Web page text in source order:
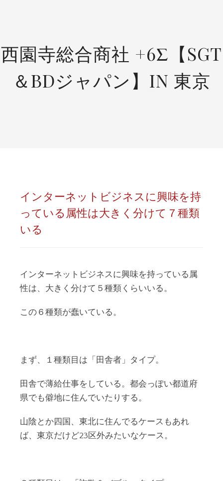
西園寺総合商社 +6Σ【SGT
＆BDジャパン】IN 東京
インターネットビジネスに興味を持
っている属性は大きく分けて７種類
いる
インターネットビジネスに興味を持っている属
性は、大きく分けて５種類くらいいる。
この６種類が蠢いている。
まず、１種類目は「田舎者」タイプ。
田舎で薄給仕事をしている。都会っぽい都道府
県でも僻地に住んでいたりする。
山陰とか四国、東北に住んでるケースもあれ
ば、東京だけど23区外みたいなケース。